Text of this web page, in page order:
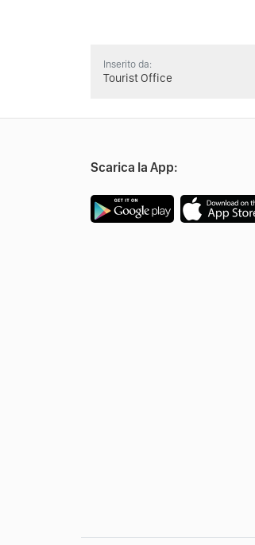
Inserito da:
Tourist Office
Scarica la App: